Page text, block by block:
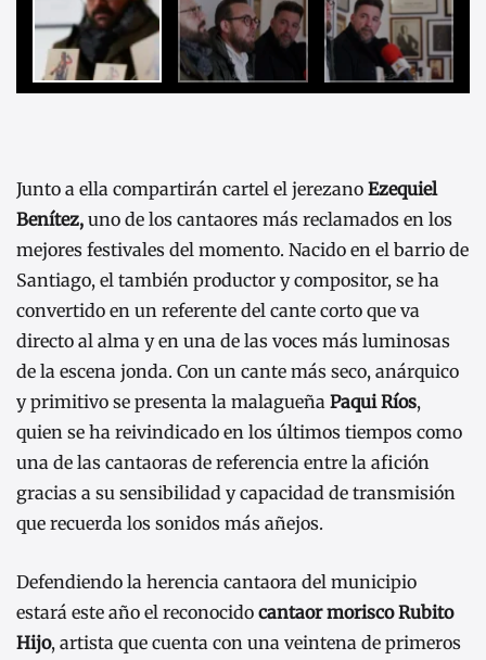
Junto a ella compartirán cartel el jerezano Ezequiel
Benítez, uno de los cantaores más reclamados en los
mejores festivales del momento. Nacido en el barrio de
Santiago, el también productor y compositor, se ha
convertido en un referente del cante corto que va
directo al alma y en una de las voces más luminosas
de la escena jonda. Con un cante más seco, anárquico
y primitivo se presenta la malagueña Paqui Ríos,
quien se ha reivindicado en los últimos tiempos como
una de las cantaoras de referencia entre la afición
gracias a su sensibilidad y capacidad de transmisión
que recuerda los sonidos más añejos.
Defendiendo la herencia cantaora del municipio
estará este año el reconocido cantaor morisco Rubito
Hijo, artista que cuenta con una veintena de primeros